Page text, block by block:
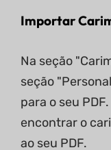
Importar
Na seção
seção
para o seu
encontrar o
ao seu PDF.